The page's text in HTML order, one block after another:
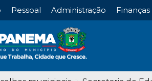
Pessoal Administração Finanças